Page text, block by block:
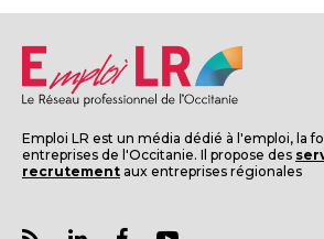
Emploi LR est un média dédié à l'emploi, la
entreprises de l'Occitanie. Il propose des
recrutement aux entreprises régionales